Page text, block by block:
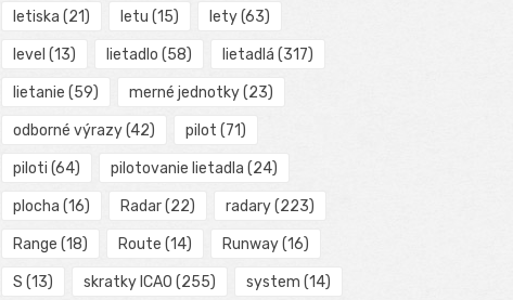
letiska (21) letu (15) lety(63)
level (13) lietadlo (58) lietadlá (317)
lietanie (59) merné jednotky(23)
odborné výrazy(42) pilot (71)
piloti (64) pilotovanie lietadla (24)
plocha (16) Radar(22) radary(223)
Range (18) Route (14) Runway(16)
S (13) skratky ICAO (255) system (14)